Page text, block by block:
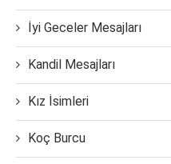
İyi Geceler Mesajları
Kandil Mesajları
Kız İsimleri
Koç Burcu